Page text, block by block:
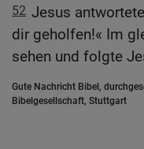
52 Jesus
dir geholfen!« Im
sehen und folgte
Gute Nachricht Bibel,
Bibelgesellschaft, Stuttgart